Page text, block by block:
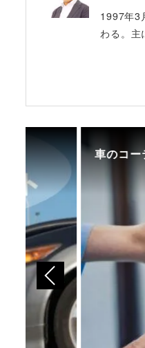
1997年3
わる。主
初めて